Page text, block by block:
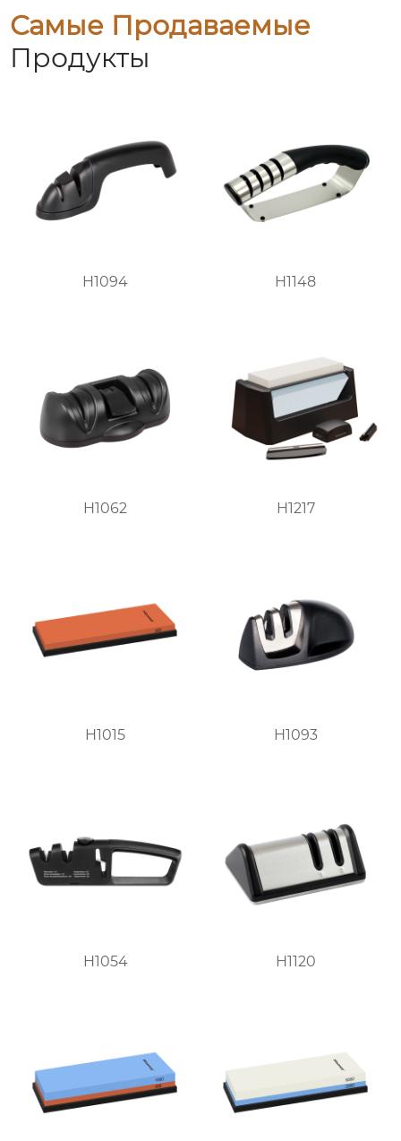
Самые Продаваемые
Продукты
H1094 H1148
H1062 H1217
H1015 H1093
H1054 H1120